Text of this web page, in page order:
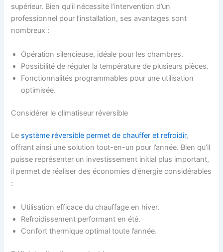
supérieur. Bien qu’il nécessite l’intervention d’un
professionnel pour l’installation, ses avantages sont
nombreux :
Opération silencieuse, idéale pour les chambres.
Possibilité de réguler la température de plusieurs pièces.
Fonctionnalités programmables pour une utilisation
optimisée.
Considérer le climatiseur réversible
Le système réversible permet de chauffer et refroidir,
offrant ainsi une solution tout-en-un pour l’année. Bien qu’il
puisse représenter un investissement initial plus important,
il permet de réaliser des économies d’énergie considérables
:
Utilisation efficace du chauffage en hiver.
Refroidissement performant en été.
Confort thermique optimal toute l’année.